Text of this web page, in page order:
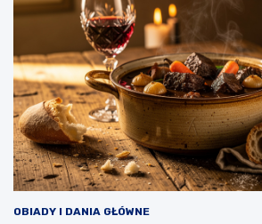
OBIADY I DANIA GŁÓWNE